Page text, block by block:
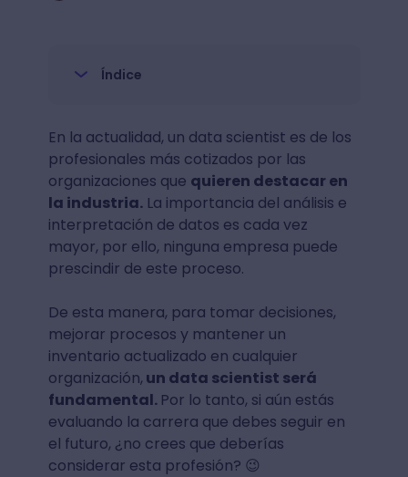
Índice
En la actualidad, un data scientist es de los
profesionales más cotizados por las
organizaciones que quieren destacar en
la industria.La importancia del análisis e
interpretación de datos es cada vez
mayor, por ello, ninguna empresa puede
prescindir de este proceso.
De esta manera, para tomar decisiones,
mejorar procesos y mantener un
inventario actualizado en cualquier
organización, un data scientist será
fundamental. Por lo tanto, si aún estás
evaluando la carrera que debes seguir en
el futuro, ¿no crees que deberías
considerar esta profesión? 😉